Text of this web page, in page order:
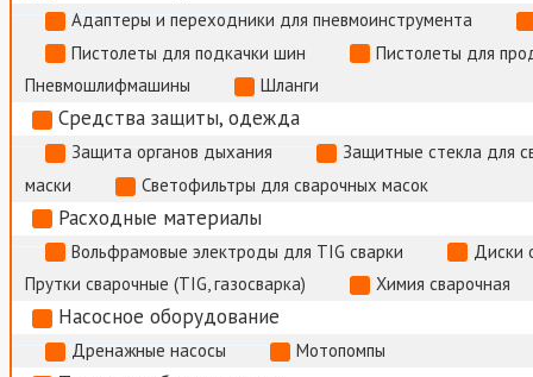
Адаптеры и переходники для пневмоинструмента
Пистолеты для подкачки шин
Пистолеты для
Пневмошлифмашины
Шланги
Средства защиты, одежда
Защита органов дыхания
Защитные стекла для
маски
Светофильтры для сварочных масок
Расходные материалы
Вольфрамовые электроды для TIG сварки
Диски
Прутки сварочные (TIG, газосварка)
Химия сварочная
Насосное оборудование
Дренажные насосы Мотопомпы